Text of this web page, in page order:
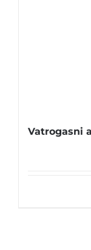
Vatrogasni